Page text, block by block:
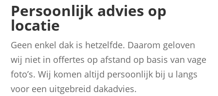
Persoonlijk advies op
locatie
Geen enkel dak is hetzelfde. Daarom geloven
wij niet in offertes op afstand op basis van vage
foto’s. Wij komen altijd persoonlijk bij u langs
voor een uitgebreid dakadvies.